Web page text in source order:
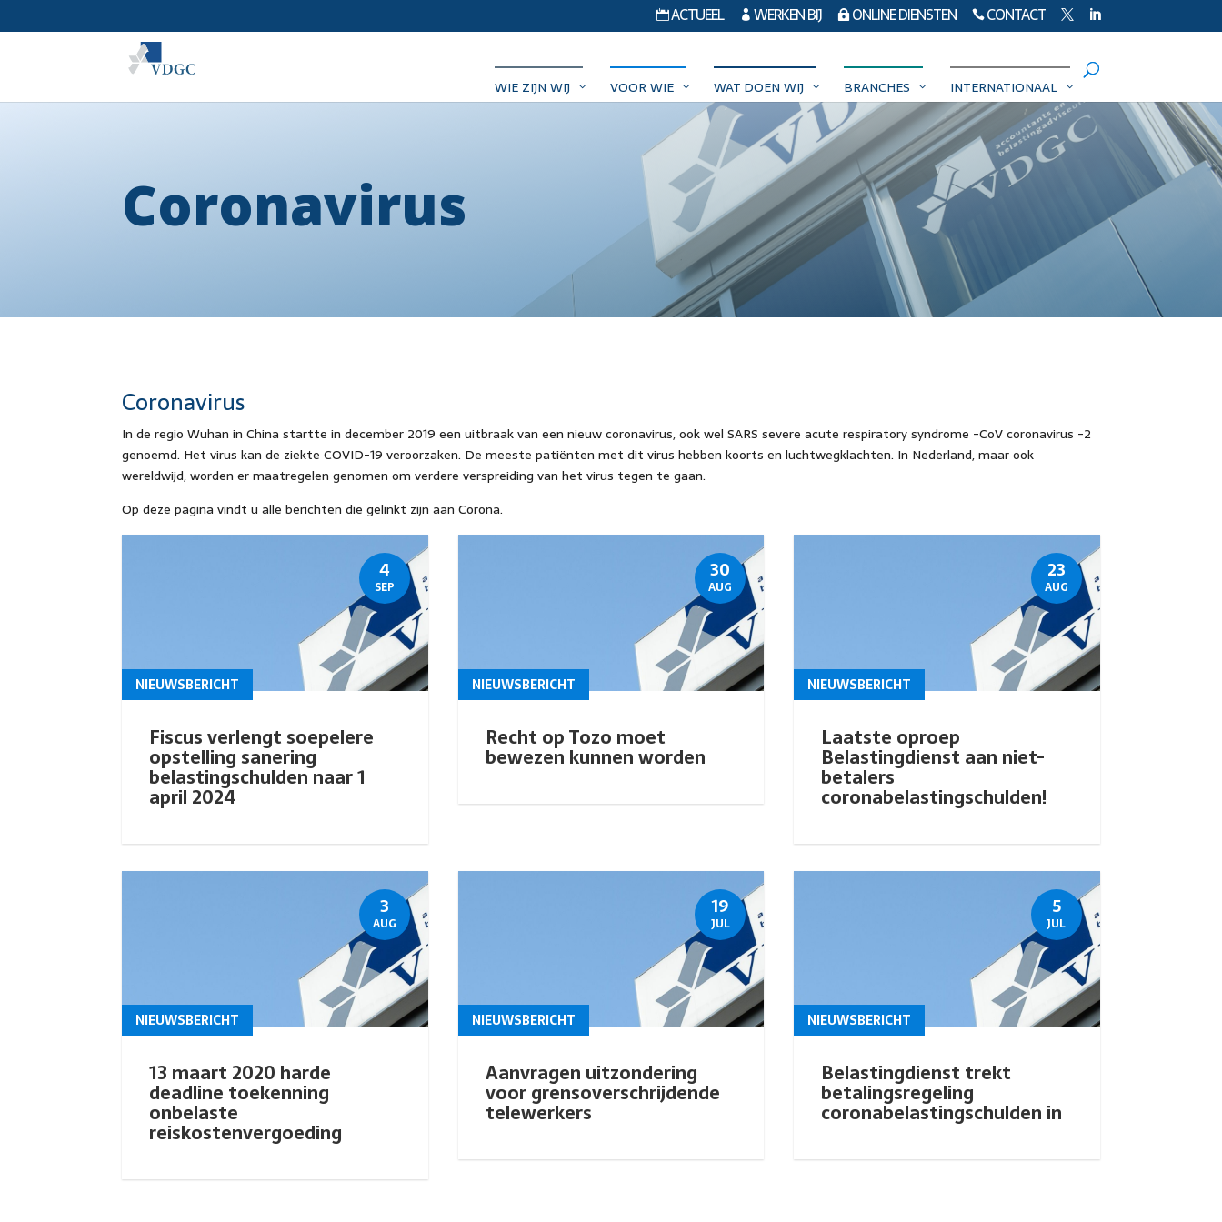
ACTUEEL  WERKEN BIJ ONLINE DIENSTEN CONTACT  
WIE ZIJN WIJ VOOR WIE WAT DOEN WIJ BRANCHES INTERNATIONAAL
Coronavirus
Coronavirus
In de regio Wuhan in China startte in december 2019 een uitbraak van een nieuw coronavirus, ook wel SARS severe acute respiratory syndrome -CoV coronavirus -2
genoemd. Het virus kan de ziekte COVID-19 veroorzaken. De meeste patiënten met dit virus hebben koorts en luchtwegklachten. In Nederland, maar ook
wereldwijd, worden er maatregelen genomen om verdere verspreiding van het virus tegen te gaan.
Op deze pagina vindt u alle berichten die gelinkt zijn aan Corona.
Fiscus verlengt soepelere
opstelling sanering
belastingschulden naar 1
april 2024
NIEUWSBERICHT
4
SEP
Recht op Tozo moet
bewezen kunnen worden
NIEUWSBERICHT
30
AUG
Laatste oproep
Belastingdienst aan niet-
betalers
coronabelastingschulden!
NIEUWSBERICHT
23
AUG
13 maart 2020 harde
deadline toekenning
onbelaste
reiskostenvergoeding
NIEUWSBERICHT
3
AUG
Aanvragen uitzondering
voor grensoverschrijdende
telewerkers
NIEUWSBERICHT
19
JUL
Belastingdienst trekt
betalingsregeling
coronabelastingschulden in
NIEUWSBERICHT
5
JUL